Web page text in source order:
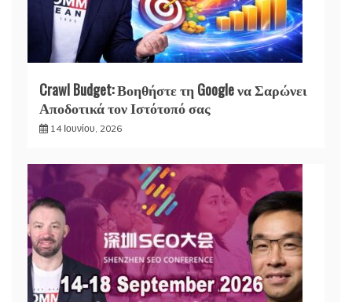
Crawl Budget: Βοηθήστε τη Google να Σαρώνει
Αποδοτικά τον Ιστότοπό σας
14 Ιουνίου, 2026